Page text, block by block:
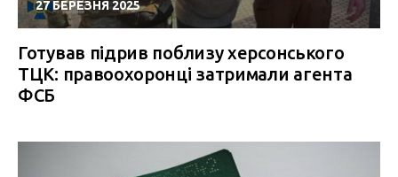
27 БЕРЕЗНЯ 2025
Готував підрив поблизу херсонського
ТЦК: правоохоронці затримали агента
ФСБ